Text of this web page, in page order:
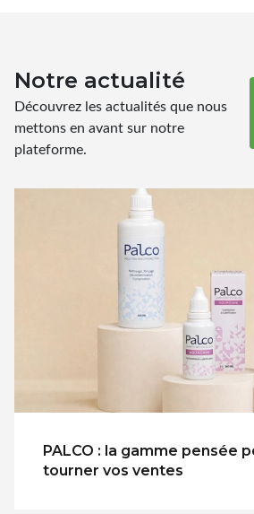
Notre actualité
Découvrez les actualités que nous
mettons en avant sur notre
plateforme.
PALCO : la gamme pensée
tourner vos ventes